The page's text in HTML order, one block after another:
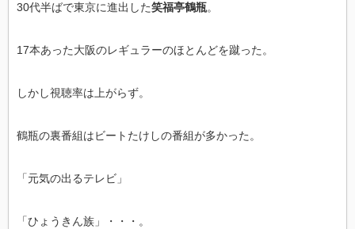
30代半ばで東京に進出した笑福亭鶴瓶。
17本あった大阪のレギュラーのほとんどを蹴った。
しかし視聴率は上がらず。
鶴瓶の裏番組はビートたけしの番組が多かった。
「元気の出るテレビ」
「ひょうきん族」・・・。